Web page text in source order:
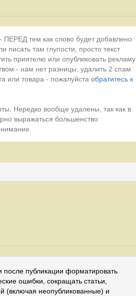
ПЕРЕД тем как слово будет добавлено
писать там глупости, просто текст
приятелю или опубликовать рекламу
- нам нет разницы, удалить 2 спам
или товара - пожалуйста обратитесь к
Нередко вообще удалены, так как в
выражаться большенство
после публикации форматировать
ошибки, сокращать статьи,
(включая неопубликованные) и